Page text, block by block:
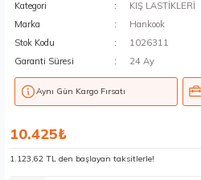
Kategori
KIŞ LASTİKLERİ
Marka
Hankook
Stok Kodu
1026311
Garanti Süresi
24 Ay
Aynı Gün Kargo Fırsatı
10.425₺
1.123,62 TL den başlayan taksitlerle!